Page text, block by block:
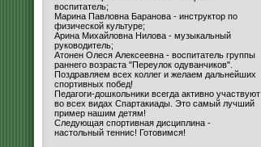
воспитатель;
Марина Павловна Баранова - инструктор по
физической культуре;
Арина Михайловна Нилова - музыкальный
руководитель;
Атонен Олеся Алексеевна - воспитатель группы
раннего возраста "Переулок одуванчиков".
Поздравляем всех коллег и желаем дальнейших
спортивных побед!
Педагоги-дошкольники всегда активно участвуют
во всех видах Спартакиады. Это самый лучший
пример нашим детям!
Следующая спортивная дисциплина -
настольный теннис! Готовимся!